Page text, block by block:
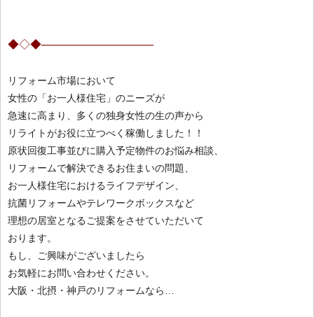
◆◇◆——————————
リフォーム市場において
女性の「お一人様住宅」のニーズが
急速に高まり、多くの独身女性の生の声から
リライトがお役に立つべく稼働しました！！
原状回復工事並びに購入予定物件のお悩み相談、
リフォームで解決できるお住まいの問題、
お一人様住宅におけるライフデザイン、
抗菌リフォームやテレワークボックスなど
理想の居室となるご提案をさせていただいて
おります。
もし、ご興味がございましたら
お気軽にお問い合わせください。
大阪・北摂・神戸のリフォームなら…